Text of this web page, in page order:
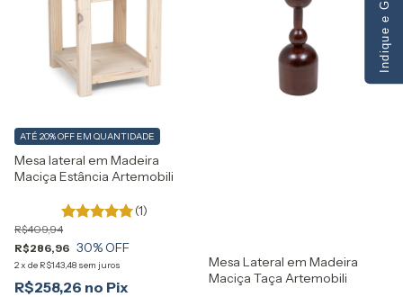
Mesa lateral em Madeira
Maciça Estância Artemobili
(1)
R$286,96
R$409,94
30% OFF
2x de R$143,48 sem juros
ATÉ 20% OFF EM QUANTIDADE
R$258,26
Mesa Lateral em Madeira
Maciça Taça Artemobili
Indique e Ganhe